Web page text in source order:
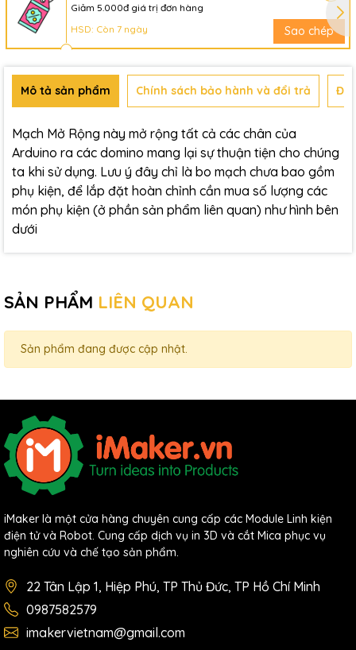
Giảm 5.000đ giá trị đơn hàng
HSD: Còn 7 ngày
Sao chép
Mô tả sản phẩm Chính sách bảo hành và đổi trả
Mạch Mở Rộng này mở rộng tất cả các chân của
Arduino ra các domino mang lại sự thuận tiện cho chúng
ta khi sử dụng. Lưu ý đây chỉ là bo mạch chưa bao gồm
phụ kiện, để lắp đặt hoàn chỉnh cần mua số lượng các
món phụ kiện (ở phần sản phẩm liên quan) như hình bên
dưới
SẢN PHẨM LIÊN QUAN
Sản phẩm đang được cập nhật.
iMaker là một cửa hàng chuyên cung cấp các Module Linh kiện
điện tử và Robot. Cung cấp dịch vụ in 3D và cắt Mica phục vụ
nghiên cứu và chế tạo sản phẩm.
22 Tân Lập 1, Hiệp Phú, TP Thủ Đức, TP Hồ Chí Minh
0987582579
imakervietnam@gmail.com